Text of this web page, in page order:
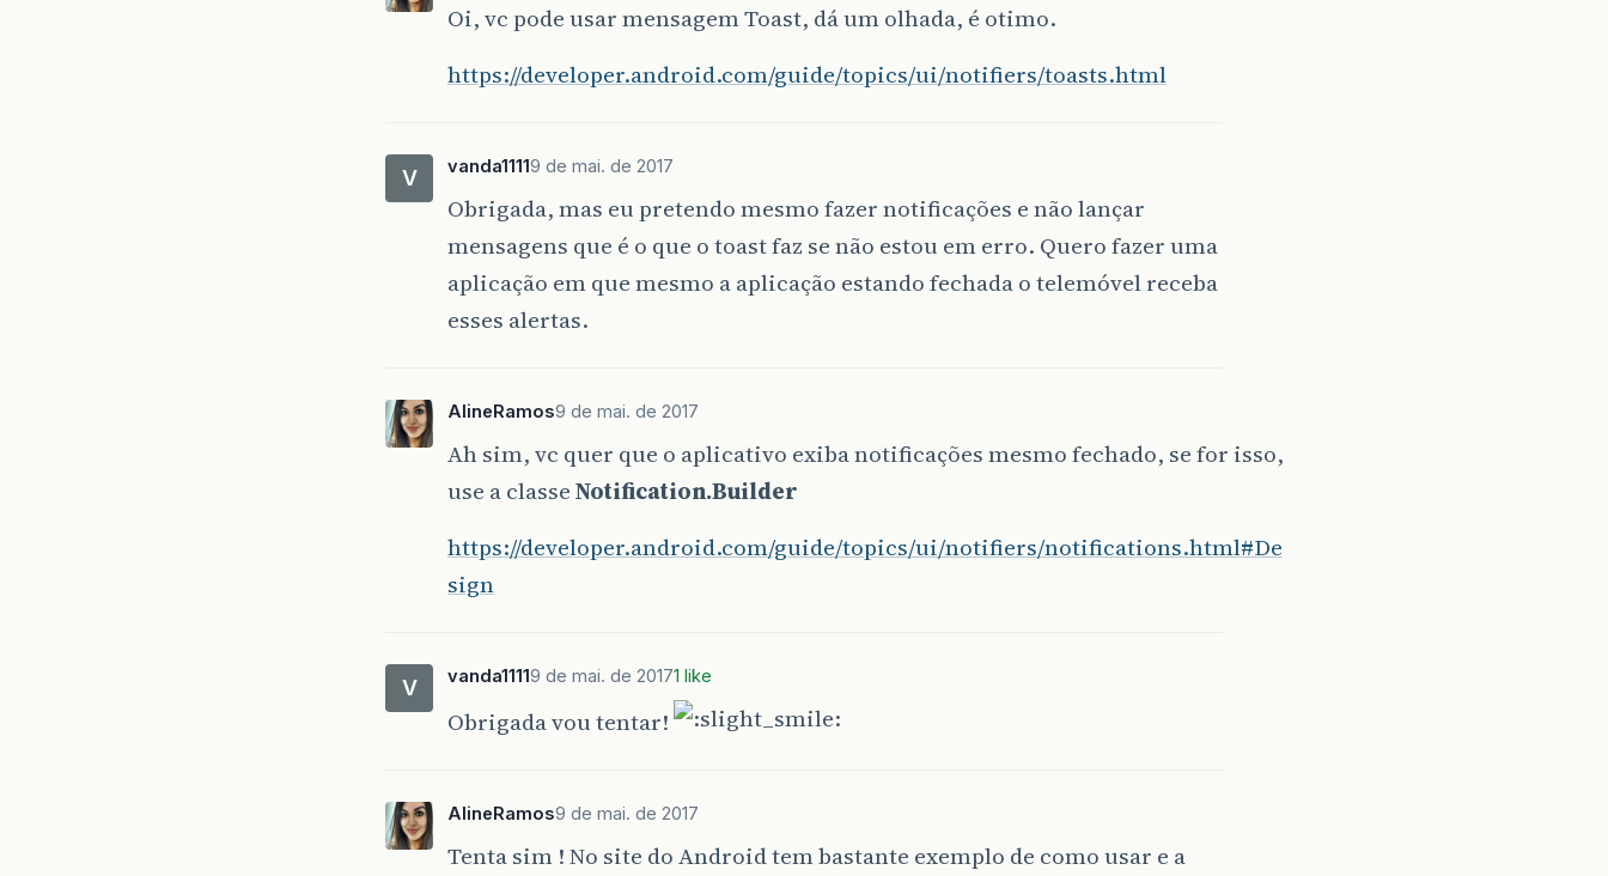
Oi, vc pode usar mensagem Toast, dá um olhada, é otimo.
https://developer.android.com/guide/topics/ui/notifiers/toasts.html
V vanda11119 de mai. de 2017
Obrigada, mas eu pretendo mesmo fazer notificações e não lançar
mensagens que é o que o toast faz se não estou em erro. Quero fazer uma
aplicação em que mesmo a aplicação estando fechada o telemóvel receba
esses alertas.
AlineRamos9 de mai. de 2017
Ah sim, vc quer que o aplicativo exiba notificações mesmo fechado, se for isso,
use a classeNotification.Builder
https://developer.android.com/guide/topics/ui/notifiers/notifications.html#De
sign
V vanda11119 de mai. de 20171 like
Obrigada vou tentar!
AlineRamos9 de mai. de 2017
Tenta sim ! No site do Android tem bastante exemplo de como usar e a